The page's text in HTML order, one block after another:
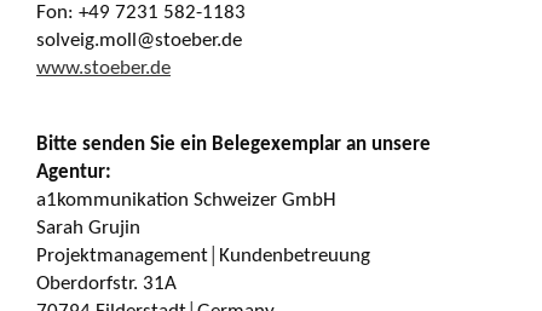
Fon: +49 7231 582-1183
solveig.moll@stoeber.de
www.stoeber.de
Bitte senden Sie ein Belegexemplar an unsere
Agentur:
a1kommunikation Schweizer GmbH
Sarah Grujin
Projektmanagement│Kundenbetreuung
Oberdorfstr. 31A